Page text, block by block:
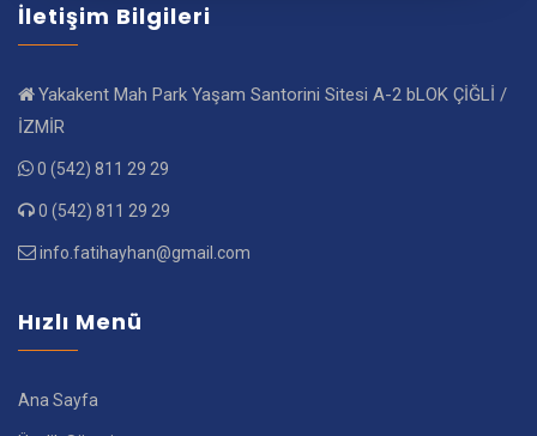
İletişim Bilgileri
Yakakent Mah Park Yaşam Santorini Sitesi A-2 bLOK ÇİĞLİ /
İZMİR
0 (542) 811 29 29
0 (542) 811 29 29
info.fatihayhan@gmail.com
Hızlı Menü
Ana Sayfa